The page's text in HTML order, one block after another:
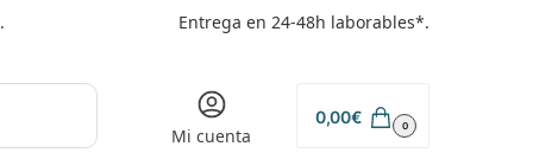
Entrega en 24-48h laborables*.
Mi cuenta
0,00€ 0